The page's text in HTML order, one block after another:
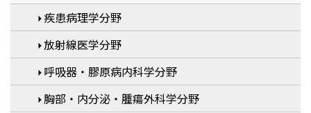
疾患病理学分野
放射線医学分野
呼吸器・膠原病内科学分野
胸部・内分泌・腫瘍外科学分野